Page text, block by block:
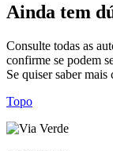
Ainda tem
Consulte todas as
confirme se podem
Se quiser saber mais
Topo